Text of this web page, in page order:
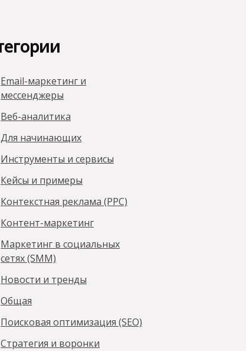
Email-маркетинг и
мессенджеры
Веб-аналитика
Для начинающих
Инструменты и сервисы
Кейсы и примеры
Контекстная реклама (PPC)
Контент-маркетинг
Маркетинг в социальных
сетях (SMM)
Новости и тренды
Общая
Поисковая оптимизация (SEO)
Стратегия и воронки